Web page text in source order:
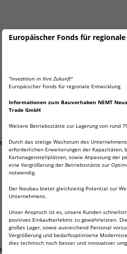
Europäischer Fonds für
"Investition in Ihre Zukunft"
Europäischer Fonds für regionale Entwicklung
Informationen zum Bauvorhaben NEMT
Trade GmbH
Weitere Betriebsstätte zur Lagerung von rund
Durch das stetige Wachstum des
erforderlichen Erweiterungen der Kapazitäten,
Kartonagenstellplätzen, sowie Anpassung der
eine Vergrößerung der Betriebsstätte zur
notwendig.
Der Neubau bietet gleichzeitig Potential zur
Unternehmens.
Unser Anspruch ist es, unsere Kunden
positives Einkaufserlebnis zu gewährleisten.
großes Lager, sowie ausreichend Personal
Vergrößerung und bedarfsoptimierte
dies technisch noch besser und innovativer
Kühltasche Kühlbox
einige Stunden in das Gefrierfach